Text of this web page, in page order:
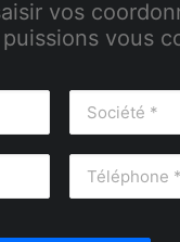
vos
vous